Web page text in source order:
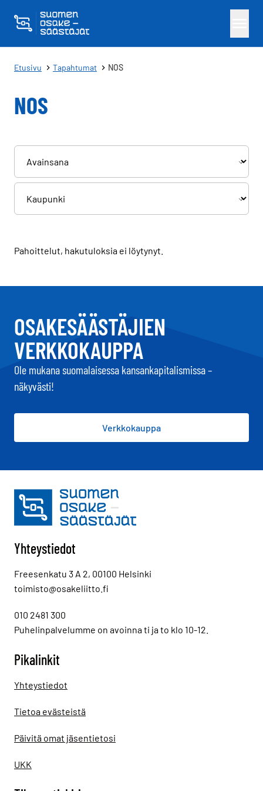
Skippaa sisältö
Etusivu Tapahtumat NOS
NOS
Pahoittelut, hakutuloksia ei löytynyt.
OSAKESÄÄSTÄJIEN
VERKKOKAUPPA
Ole mukana suomalaisessa kansankapitalismissa –
näkyvästi!
Verkkokauppa
Yhteystiedot
Freesenkatu 3 A 2, 00100 Helsinki
toimisto@osakeliitto.fi
010 2481 300
Puhelinpalvelumme on avoinna ti ja to klo 10-12.
Pikalinkit
Yhteystiedot
Tietoa evästeistä
Päivitä omat jäsentietosi
UKK